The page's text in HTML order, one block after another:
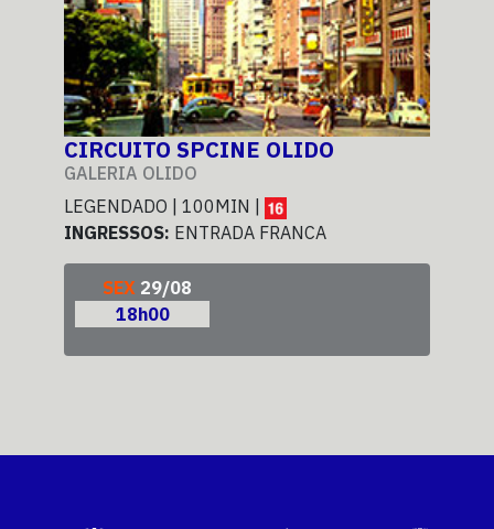
CIRCUITO SPCINE OLIDO
GALERIA OLIDO
LEGENDADO | 100MIN |
INGRESSOS: ENTRADA FRANCA
SEX 29/08
18h00